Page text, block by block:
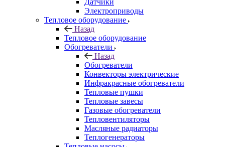
Датчики
Электроприводы
Тепловое оборудование
Назад
Тепловое оборудование
Обогреватели
Назад
Обогреватели
Конвекторы электрические
Инфракрасные обогреватели
Тепловые пушки
Тепловые завесы
Газовые обогреватели
Тепловентиляторы
Масляные радиаторы
Теплогенераторы